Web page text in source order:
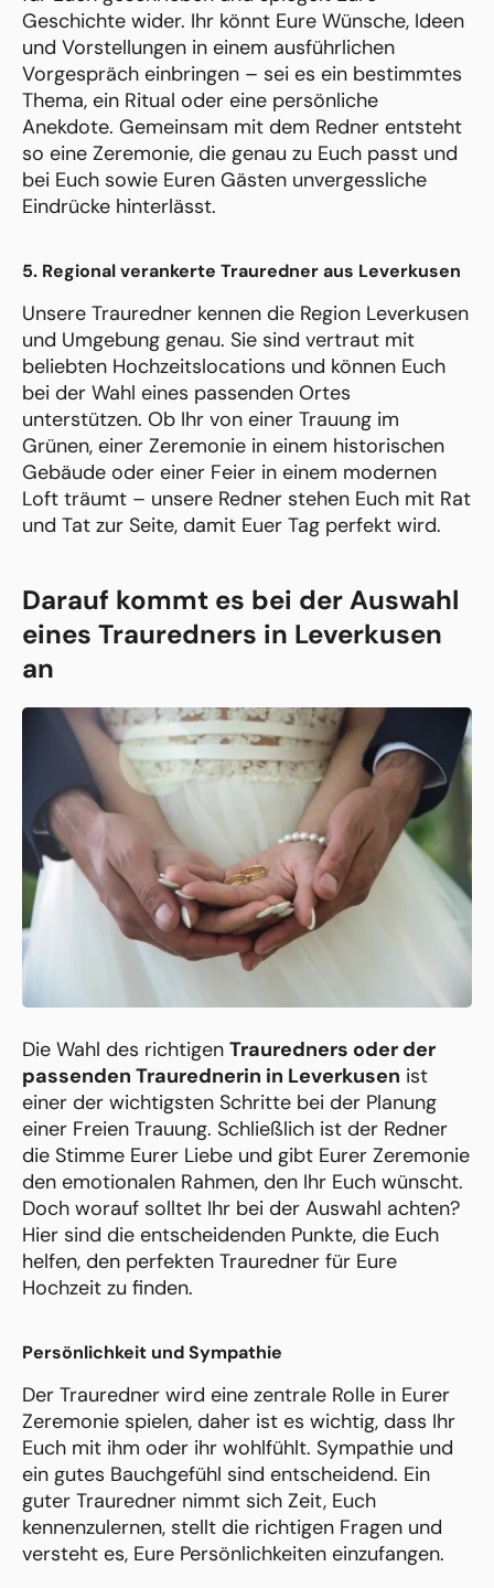
Geschichte wider. Ihr könnt Eure Wünsche, Ideen
und Vorstellungen in einem ausführlichen
Vorgespräch einbringen – sei es ein bestimmtes
Thema, ein Ritual oder eine persönliche
Anekdote. Gemeinsam mit dem Redner entsteht
so eine Zeremonie, die genau zu Euch passt und
bei Euch sowie Euren Gästen unvergessliche
Eindrücke hinterlässt.
5. Regional verankerte Trauredner aus Leverkusen
Unsere Trauredner kennen die Region Leverkusen
und Umgebung genau. Sie sind vertraut mit
beliebten Hochzeitslocations und können Euch
bei der Wahl eines passenden Ortes
unterstützen. Ob Ihr von einer Trauung im
Grünen, einer Zeremonie in einem historischen
Gebäude oder einer Feier in einem modernen
Loft träumt – unsere Redner stehen Euch mit Rat
und Tat zur Seite, damit Euer Tag perfekt wird.
Darauf kommt es bei der Auswahl
eines Trauredners in Leverkusen
an
Die Wahl des richtigen Trauredners oder der
passenden Traurednerin in Leverkusen ist
einer der wichtigsten Schritte bei der Planung
einer Freien Trauung. Schließlich ist der Redner
die Stimme Eurer Liebe und gibt Eurer Zeremonie
den emotionalen Rahmen, den Ihr Euch wünscht.
Doch worauf solltet Ihr bei der Auswahl achten?
Hier sind die entscheidenden Punkte, die Euch
helfen, den perfekten Trauredner für Eure
Hochzeit zu finden.
Persönlichkeit und Sympathie
Der Trauredner wird eine zentrale Rolle in Eurer
Zeremonie spielen, daher ist es wichtig, dass Ihr
Euch mit ihm oder ihr wohlfühlt. Sympathie und
ein gutes Bauchgefühl sind entscheidend. Ein
guter Trauredner nimmt sich Zeit, Euch
kennenzulernen, stellt die richtigen Fragen und
versteht es, Eure Persönlichkeiten einzufangen.